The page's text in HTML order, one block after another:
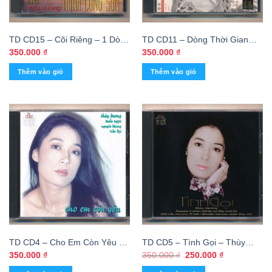
TD CD15 – Cõi Riêng – 1 Dòng
Nhạc 1 Tiếng Hát Trịnh Công
Sơn – Thùy Dương (KGTUS)
350.000 ₫
Thêm vào giỏ
TD CD11 – Dòng Thời Gian
1960 – Vol 1 – Thùy Dương
(KGTUS)
350.000 ₫
Thêm vào giỏ
TD CD4 – Cho Em Còn Yêu –
Thùy Dương (KGTUS)
350.000 ₫
TD CD5 – Tình Gọi – Thùy
Dương (Trầy) KGTUS
350.000₫ Giá
250.000 ₫Giá